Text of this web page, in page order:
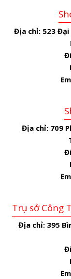
Địa chỉ: 523 Đại
Địa chỉ: 709
Trụ sở Công
Địa chỉ: 395